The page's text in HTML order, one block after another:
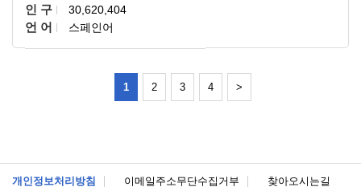
인 구 30,620,404
언 어 스페인어
1 2 3 4 >
개인정보처리방침 이메일주소무단수집거부 찾아오시는길